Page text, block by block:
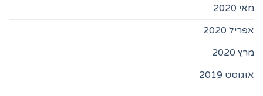
מאי 2020
אפריל 2020
מרץ 2020
אוגוסט 2019